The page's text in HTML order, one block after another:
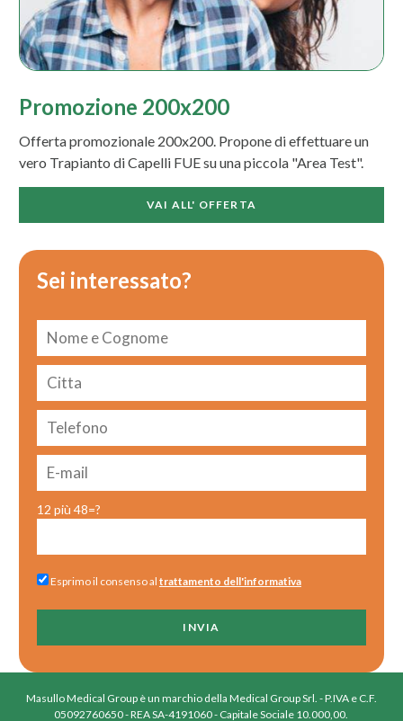
Promozione 200x200
Offerta promozionale 200x200. Propone di effettuare un
vero Trapianto di Capelli FUE su una piccola "Area Test".
VAI ALL' OFFERTA
Sei interessato?
12 più 48=?
Esprimo il consenso al trattamento dell'informativa
Masullo Medical Group è un marchio della Medical Group Srl. - P.IVA e C.F.
05092760650 - REA SA-4191060 - Capitale Sociale 10.000,00.